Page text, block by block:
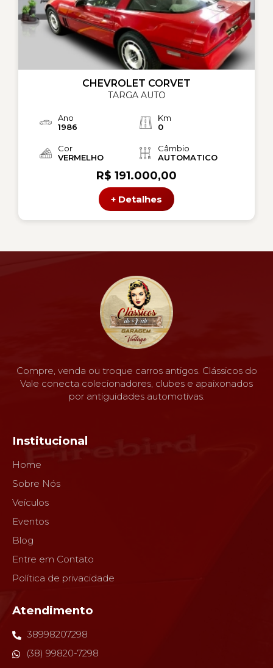
CHEVROLET CORVET
TARGA AUTO
Ano
1986
Km
0
Cor
VERMELHO
Câmbio
AUTOMATICO
R$ 191.000,00
+ Detalhes
Compre, venda ou troque carros antigos. Clássicos do
Vale conecta colecionadores, clubes e apaixonados
por antiguidades automotivas.
Institucional
Home
Sobre Nós
Veículos
Eventos
Blog
Entre em Contato
Política de privacidade
Atendimento
38998207298
(38) 99820-7298